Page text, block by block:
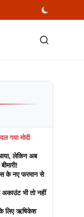
गया मोदी
लेकिन अब
के नए फरमान से
भी तो नहीं
के लिए ऋषिकेश